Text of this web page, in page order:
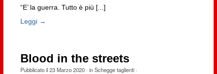
“E’ la guerra. Tutto è più [...]
Leggi →
Blood in the streets
Pubblicato il23 Marzo 2020· inSchegge taglienti·